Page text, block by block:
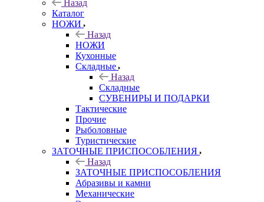
Назад
Каталог
НОЖИ
Назад
НОЖИ
Кухонные
Складные
Назад
Складные
СУВЕНИРЫ И ПОДАРКИ
Тактические
Прочие
Рыболовные
Туристические
ЗАТОЧНЫЕ ПРИСПОСОБЛЕНИЯ
Назад
ЗАТОЧНЫЕ ПРИСПОСОБЛЕНИЯ
Абразивы и камни
Механические